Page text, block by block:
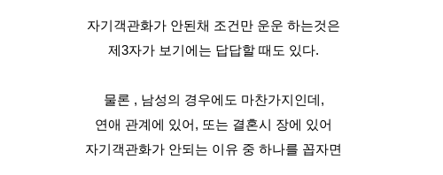
자기객관화가 안된채 조건만 운운 하는것은
제3자가 보기에는 답답할 때도 있다.
물론 , 남성의 경우에도 마찬가지인데,
연애 관계에 있어, 또는 결혼시 장에 있어
자기객관화가 안되는 이유 중 하나를 꼽자면